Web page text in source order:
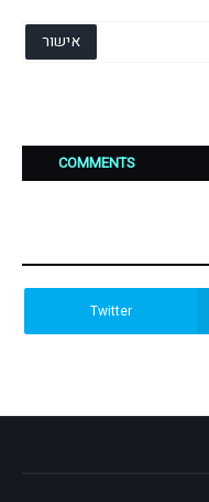
COMMENTS
Twitter